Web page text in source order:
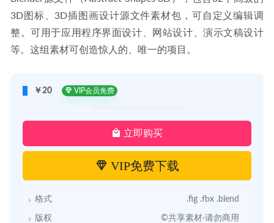
3D图标、3D插图画设计源文件素材包，可自定义编辑调
整。可用于应用程序界面设计、网站设计、演示文稿设计
等。这组素材可创造惊人的、唯一的项目。
￥20 VIP会员免费
立即购买
VIP免费下载
格式 .fig .fbx .blend
版权 ©共享素材·请勿商用